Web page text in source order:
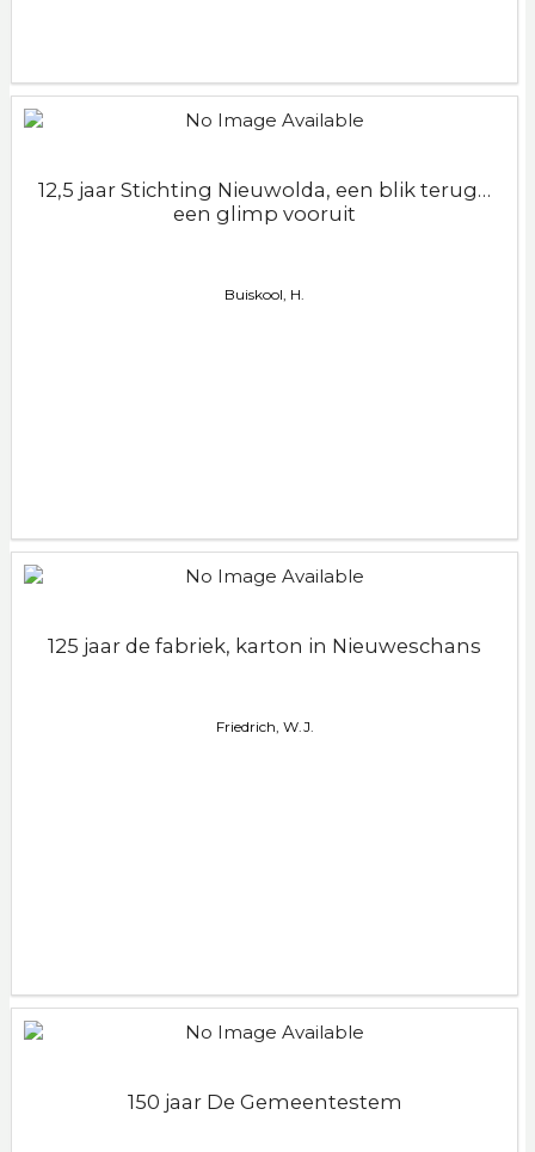
12,5 jaar Stichting Nieuwolda, een blik terug…
een glimp vooruit
Buiskool, H.
125 jaar de fabriek, karton in Nieuweschans
Friedrich, W.J.
150 jaar De Gemeentestem